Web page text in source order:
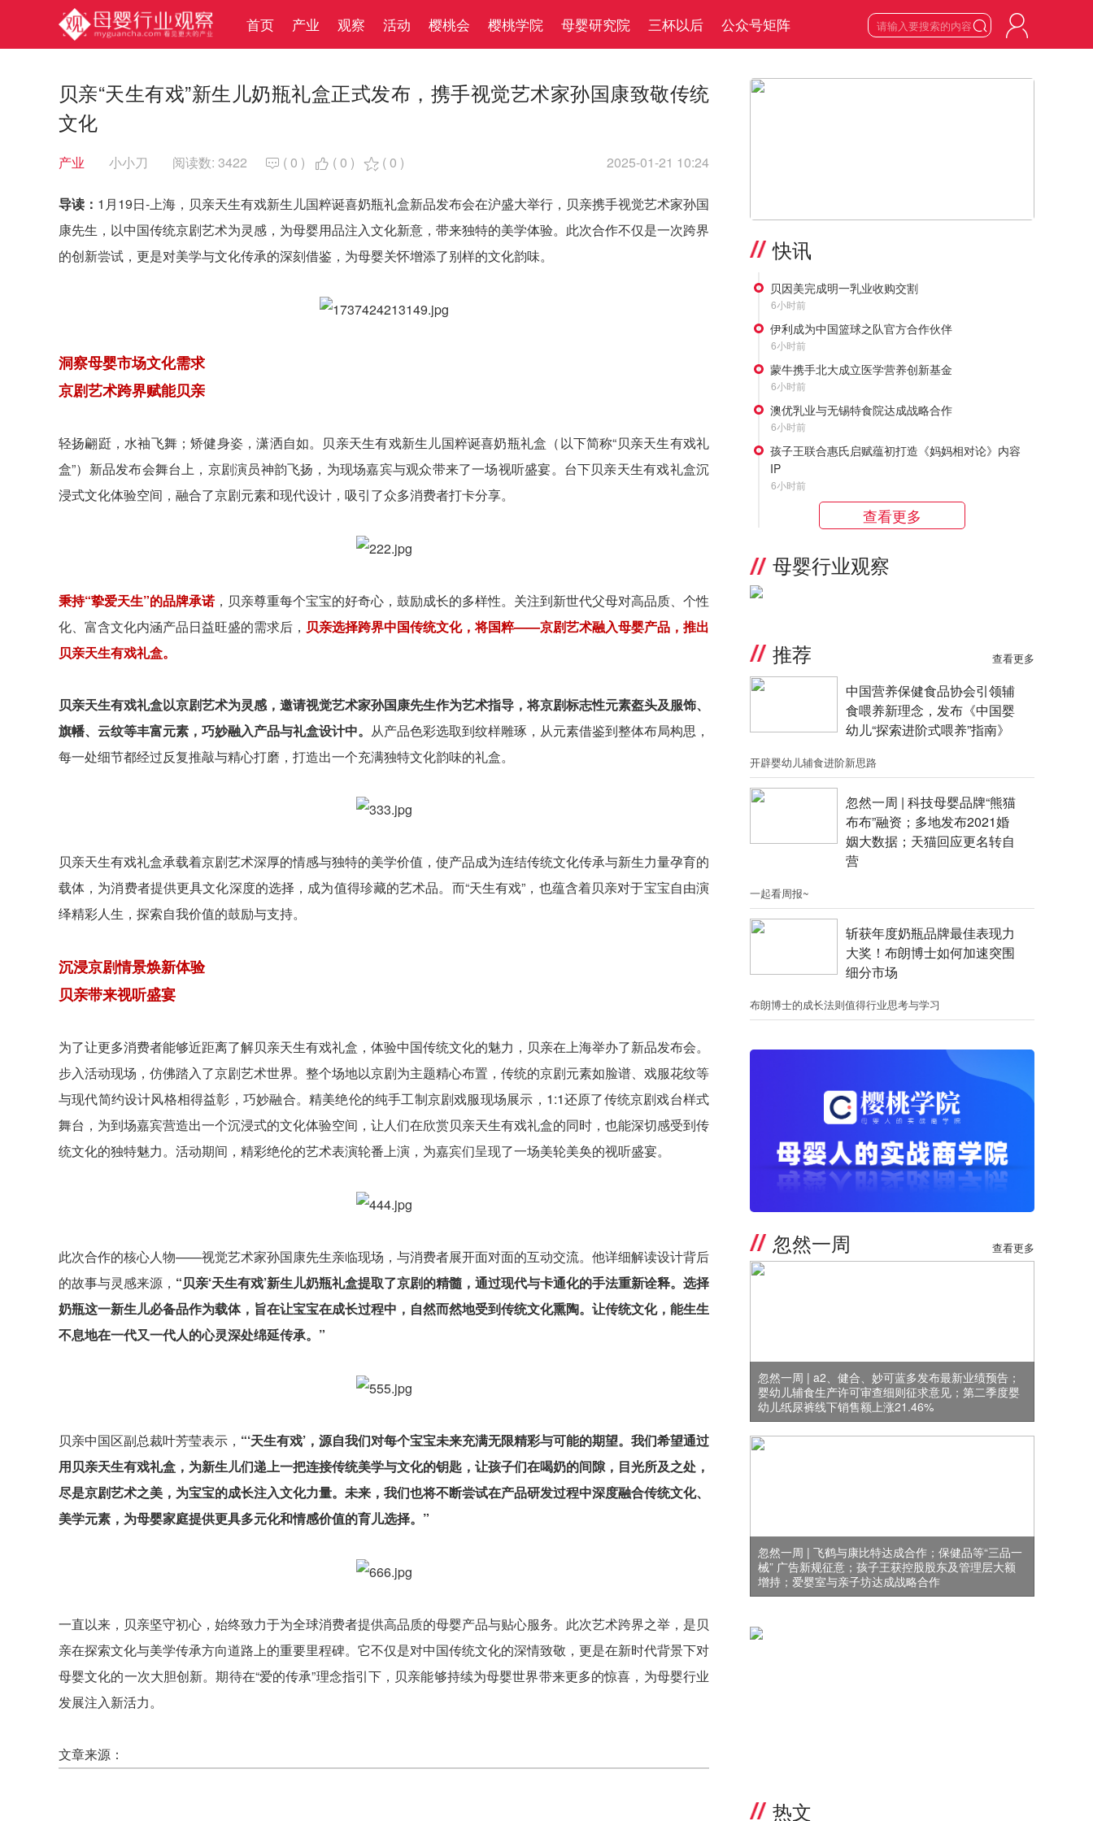
首页 产业 观察 活动 樱桃会 樱桃学院 母婴研究院 三杯以后 公众号矩阵 
快讯
贝因美完成明一乳业收购交割
6小时前
伊利成为中国篮球之队官方合作伙伴
6小时前
蒙牛携手北大成立医学营养创新基金
6小时前
澳优乳业与无锡特食院达成战略合作
6小时前
孩子王联合惠氏启赋蕴初打造《妈妈相对论》内容
IP
6小时前
查看更多
母婴行业观察
推荐 查看更多
中国营养保健食品协会引领辅
食喂养新理念，发布《中国婴
幼儿“探索进阶式喂养”指南》
开辟婴幼儿辅食进阶新思路
忽然一周 |​​ 科技母婴品牌“熊猫
布布”融资；​多地发布2021婚
姻大数据；天猫回应更名转自
营
一起看周报~
斩获年度奶瓶品牌最佳表现力
大奖！布朗博士如何加速突围
细分市场
布朗博士的成长法则值得行业思考与学习
忽然一周 查看更多
忽然一周 | a2、健合、妙可蓝多发布最新业绩预告；
婴幼儿辅食生产许可审查细则征求意见；第二季度婴
幼儿纸尿裤线下销售额上涨21.46%
忽然一周 | 飞鹤与康比特达成合作；保健品等“三品一
械” 广告新规征意；孩子王获控股股东及管理层大额
增持；爱婴室与亲子坊达成战略合作
热文
贝亲“天生有戏”新生儿奶瓶礼盒正式发布，携手视觉艺术家孙国康致敬传统
文化
产业 小小刀 阅读数: 3422  (0 )  (0 )  (0 ) 2025-01-21 10:24
导读： 1月19日-上海，贝亲天生有戏新生儿国粹诞喜奶瓶礼盒新品发布会在沪盛大举行，贝亲携手视觉艺术家孙国
康先生，以中国传统京剧艺术为灵感，为母婴用品注入文化新意，带来独特的美学体验。此次合作不仅是一次跨界
的创新尝试，更是对美学与文化传承的深刻借鉴，为母婴关怀增添了别样的文化韵味。
洞察母婴市场文化需求
京剧艺术跨界赋能贝亲
轻扬翩跹，水袖飞舞；矫健身姿，潇洒自如。贝亲天生有戏新生儿国粹诞喜奶瓶礼盒（以下简称“贝亲天生有戏礼
盒”）新品发布会舞台上，京剧演员神韵飞扬，为现场嘉宾与观众带来了一场视听盛宴。台下贝亲天生有戏礼盒沉
浸式文化体验空间，融合了京剧元素和现代设计，吸引了众多消费者打卡分享。
秉持“挚爱天生”的品牌承诺，贝亲尊重每个宝宝的好奇心，鼓励成长的多样性。关注到新世代父母对高品质、个性
化、富含文化内涵产品日益旺盛的需求后， 贝亲选择跨界中国传统文化，将国粹——京剧艺术融入母婴产品，推出
贝亲天生有戏礼盒。
贝亲天生有戏礼盒以京剧艺术为灵感，邀请视觉艺术家孙国康先生作为艺术指导，将京剧标志性元素盔头及服饰、
旗幡、云纹等丰富元素，巧妙融入产品与礼盒设计中。 从产品色彩选取到纹样雕琢，从元素借鉴到整体布局构思，
每一处细节都经过反复推敲与精心打磨，打造出一个充满独特文化韵味的礼盒。
贝亲天生有戏礼盒承载着京剧艺术深厚的情感与独特的美学价值，使产品成为连结传统文化传承与新生力量孕育的
载体，为消费者提供更具文化深度的选择，成为值得珍藏的艺术品。而“天生有戏”，也蕴含着贝亲对于宝宝自由演
绎精彩人生，探索自我价值的鼓励与支持。
沉浸京剧情景焕新体验
贝亲带来视听盛宴
为了让更多消费者能够近距离了解贝亲天生有戏礼盒，体验中国传统文化的魅力，贝亲在上海举办了新品发布会。
步入活动现场，仿佛踏入了京剧艺术世界。整个场地以京剧为主题精心布置，传统的京剧元素如脸谱、戏服花纹等
与现代简约设计风格相得益彰，巧妙融合。精美绝伦的纯手工制京剧戏服现场展示，1:1还原了传统京剧戏台样式
舞台，为到场嘉宾营造出一个沉浸式的文化体验空间，让人们在欣赏贝亲天生有戏礼盒的同时，也能深切感受到传
统文化的独特魅力。活动期间，精彩绝伦的艺术表演轮番上演，为嘉宾们呈现了一场美轮美奂的视听盛宴。
此次合作的核心人物——视觉艺术家孙国康先生亲临现场，与消费者展开面对面的互动交流。他详细解读设计背后
的故事与灵感来源， “贝亲‘天生有戏’新生儿奶瓶礼盒提取了京剧的精髓，通过现代与卡通化的手法重新诠释。选择
奶瓶这一新生儿必备品作为载体，旨在让宝宝在成长过程中，自然而然地受到传统文化熏陶。让传统文化，能生生
不息地在一代又一代人的心灵深处绵延传承。”
贝亲中国区副总裁叶芳莹表示， “‘天生有戏’，源自我们对每个宝宝未来充满无限精彩与可能的期望。我们希望通过
用贝亲天生有戏礼盒，为新生儿们递上一把连接传统美学与文化的钥匙，让孩子们在喝奶的间隙，目光所及之处，
尽是京剧艺术之美，为宝宝的成长注入文化力量。未来，我们也将不断尝试在产品研发过程中深度融合传统文化、
美学元素，为母婴家庭提供更具多元化和情感价值的育儿选择。”
一直以来，贝亲坚守初心，始终致力于为全球消费者提供高品质的母婴产品与贴心服务。此次艺术跨界之举，是贝
亲在探索文化与美学传承方向道路上的重要里程碑。它不仅是对中国传统文化的深情致敬，更是在新时代背景下对
母婴文化的一次大胆创新。期待在“爱的传承”理念指引下，贝亲能够持续为母婴世界带来更多的惊喜，为母婴行业
发展注入新活力。
文章来源：